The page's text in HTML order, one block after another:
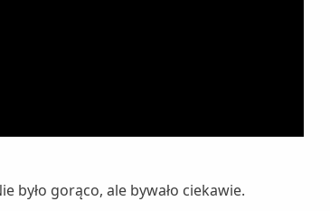
było gorąco, ale bywało ciekawie.